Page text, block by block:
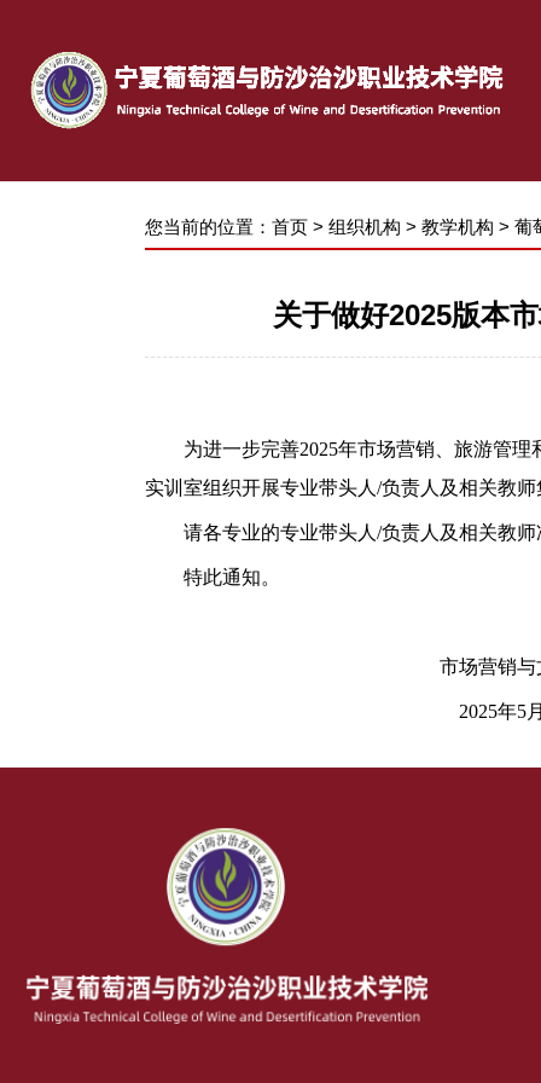
您当前的位置： 首页 > 组织机构 > 教学机构 > 葡
关于做好2025版本
为进一步完善2025年市场营销、旅游管理
实训室组织开展专业带头人/负责人及相关教
请各专业的专业带头人 /负责人及相关教
特此通知。
市场营销
2025年5